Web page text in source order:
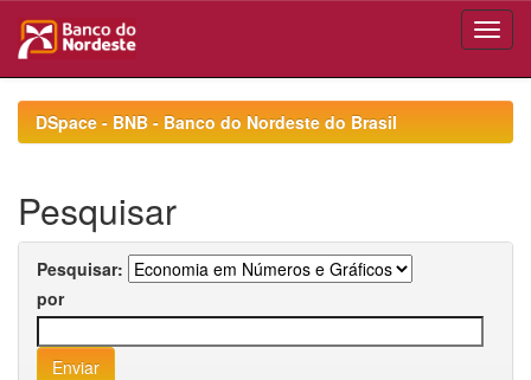
navigationDSpace - BNB - Banco do Nordeste do Brasil
Pesquisar
Pesquisar:
por